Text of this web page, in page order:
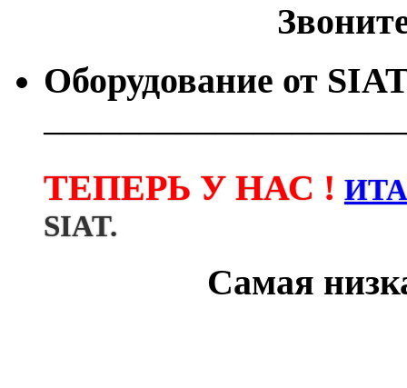
Оборудование от
ТЕПЕРЬ У НАС !
SIAT.
Самая